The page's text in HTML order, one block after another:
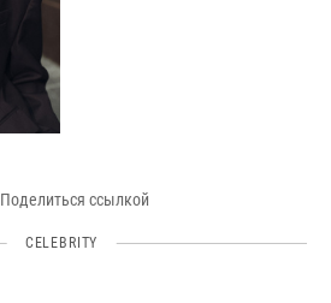
Поделиться ссылкой
CELEBRITY